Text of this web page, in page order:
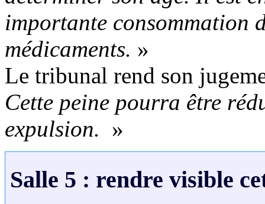
importante consommation
médicaments. »
Le tribunal rend son
Cette peine pourra être
expulsion. »
Salle 5 : rendre visible